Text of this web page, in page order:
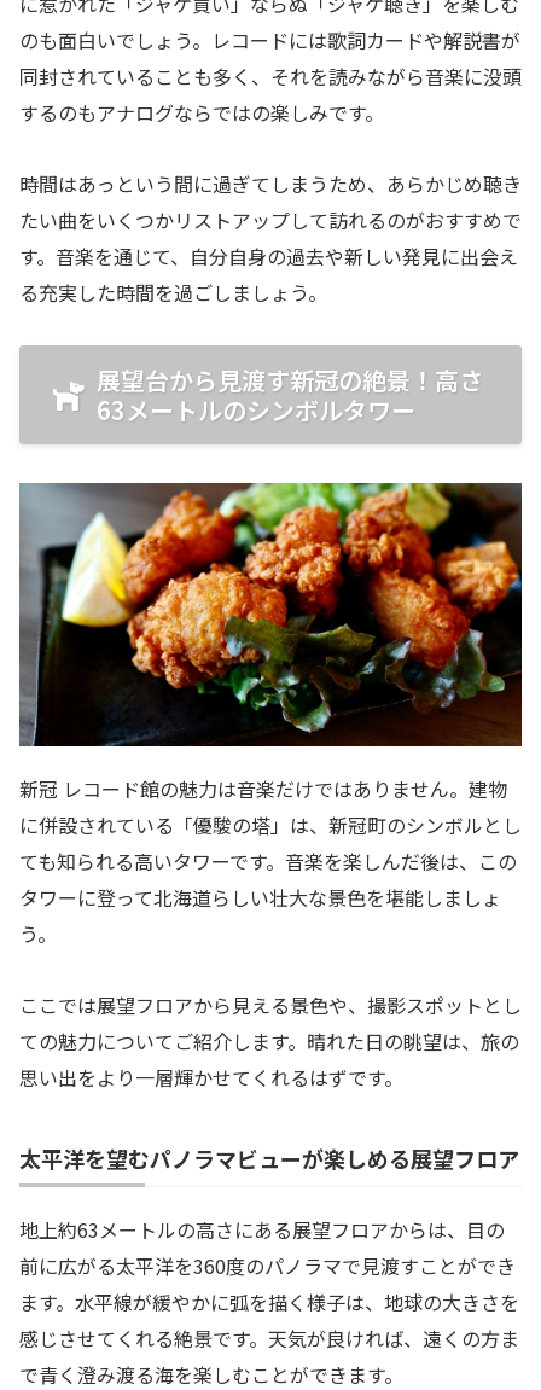
のも面白いでしょう。レコードには歌詞カードや解説書が
同封されていることも多く、それを読みながら音楽に没頭
するのもアナログならではの楽しみです。
時間はあっという間に過ぎてしまうため、あらかじめ聴き
たい曲をいくつかリストアップして訪れるのがおすすめで
す。音楽を通じて、自分自身の過去や新しい発見に出会え
る充実した時間を過ごしましょう。
展望台から見渡す新冠の絶景！高さ
63メートルのシンボルタワー
新冠 レコード館の魅力は音楽だけではありません。建物
に併設されている「優駿の塔」は、新冠町のシンボルとし
ても知られる高いタワーです。音楽を楽しんだ後は、この
タワーに登って北海道らしい壮大な景色を堪能しましょ
う。
ここでは展望フロアから見える景色や、撮影スポットとし
ての魅力についてご紹介します。晴れた日の眺望は、旅の
思い出をより一層輝かせてくれるはずです。
太平洋を望むパノラマビューが楽しめる展望フロア
地上約63メートルの高さにある展望フロアからは、目の
前に広がる太平洋を360度のパノラマで見渡すことができ
ます。水平線が緩やかに弧を描く様子は、地球の大きさを
感じさせてくれる絶景です。天気が良ければ、遠くの方ま
で青く澄み渡る海を楽しむことができます。